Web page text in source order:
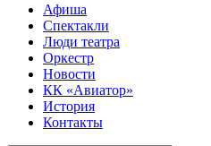
Афиша
Спектакли
Люди театра
Оркестр
Новости
КК «Авиатор»
История
Контакты